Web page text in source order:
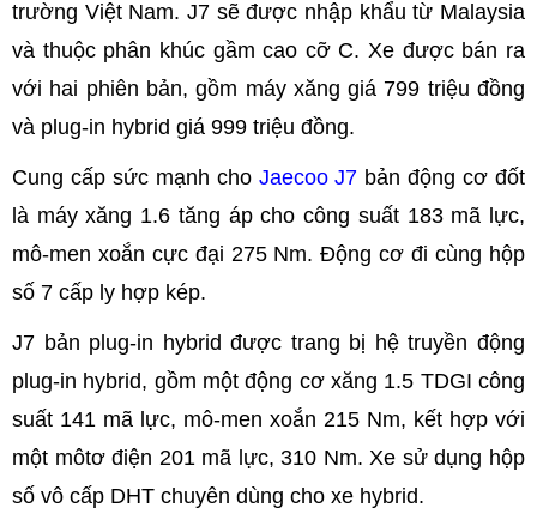
trường Việt Nam. J7 sẽ được nhập khẩu từ Malaysia
và thuộc phân khúc gầm cao cỡ C. Xe được bán ra
với hai phiên bản, gồm máy xăng giá 799 triệu đồng
và plug-in hybrid giá 999 triệu đồng.
Cung cấp sức mạnh cho Jaecoo J7 bản động cơ đốt
là máy xăng 1.6 tăng áp cho công suất 183 mã lực,
mô-men xoắn cực đại 275 Nm. Động cơ đi cùng hộp
số 7 cấp ly hợp kép.
J7 bản plug-in hybrid được trang bị hệ truyền động
plug-in hybrid, gồm một động cơ xăng 1.5 TDGI công
suất 141 mã lực, mô-men xoắn 215 Nm, kết hợp với
một môtơ điện 201 mã lực, 310 Nm. Xe sử dụng hộp
số vô cấp DHT chuyên dùng cho xe hybrid.